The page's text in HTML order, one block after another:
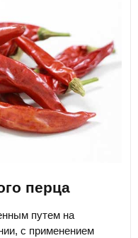
перца
путем на
с применением